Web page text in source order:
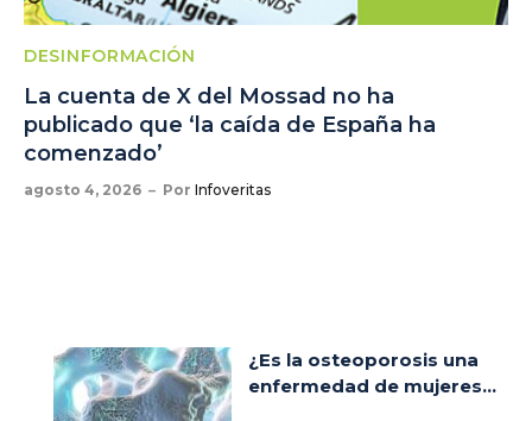
DESINFORMACIÓN
La cuenta de X del Mossad no ha
publicado que ‘la caída de España ha
comenzado’
agosto 4, 2026 Por Infoveritas
¿Es la osteoporosis una
enfermedad de mujeres...